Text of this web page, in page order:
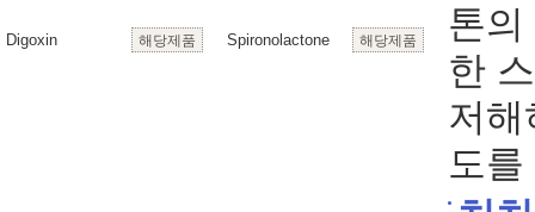
Digoxin 해당제품 Spironolactone 해당제품
톤
한
저
도